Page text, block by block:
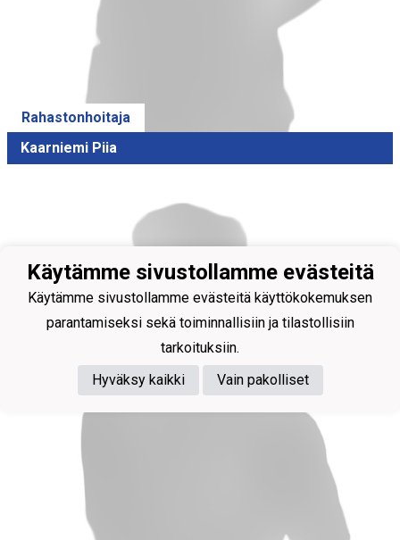
Rahastonhoitaja
Kaarniemi Piia
Käytämme sivustollamme evästeitä
Käytämme sivustollamme evästeitä käyttökokemuksen
parantamiseksi sekä toiminnallisiin ja tilastollisiin
tarkoituksiin.
Hyväksy kaikki
Vain pakolliset